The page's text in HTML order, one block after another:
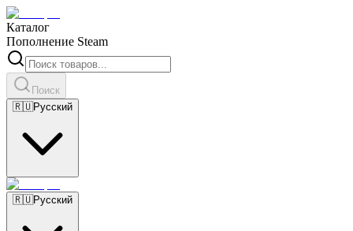
Каталог
Пополнение Steam
Поиск
🇷🇺Русский
🇷🇺Русский